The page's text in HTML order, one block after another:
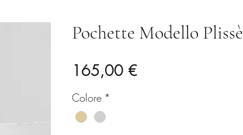
Pochette Modello Plissè
165,00 €Prezzo
Colore *